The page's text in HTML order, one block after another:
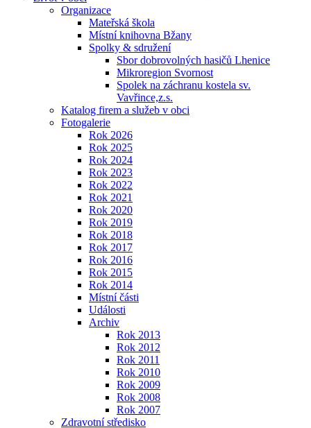
Organizace
Mateřská škola
Místní knihovna Bžany
Spolky & sdružení
Sbor dobrovolných hasičů Lhenice
Mikroregion Svornost
Spolek na záchranu kostela sv.
Vavřince,z.s.
Katalog firem a služeb v obci
Fotogalerie
Rok 2026
Rok 2025
Rok 2024
Rok 2023
Rok 2022
Rok 2021
Rok 2020
Rok 2019
Rok 2018
Rok 2017
Rok 2016
Rok 2015
Rok 2014
Místní části
Události
Archiv
Rok 2013
Rok 2012
Rok 2011
Rok 2010
Rok 2009
Rok 2008
Rok 2007
Zdravotní středisko